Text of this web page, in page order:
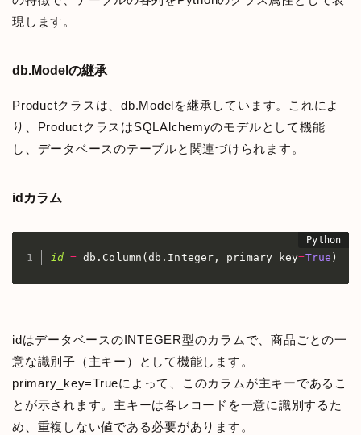
現します。
db.Modelの継承
Productクラスは、db.Modelを継承しています。これによ
り、ProductクラスはSQLAlchemyのモデルとして機能
し、データベースのテーブルと関連づけられます。
idカラム
id = db . Column (db . Integer , primary_key=True )
idはデータベースのINTEGER型のカラムで、商品ごとの一
意な識別子（主キー）として機能します。
primary_key=Trueによって、このカラムが主キーであるこ
とが示されます。主キーは各レコードを一意に識別するた
め、重複しない値である必要があります。